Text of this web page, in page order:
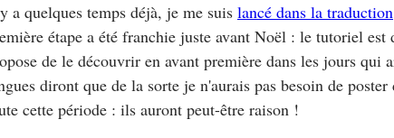
a quelques temps déjà, je me suis lancé dans la traduction
étape a été franchie juste avant Noël : le tutoriel est
de le découvrir en avant première dans les jours qui
diront que de la sorte je n'aurais pas besoin de
cette période : ils auront peut-être raison !